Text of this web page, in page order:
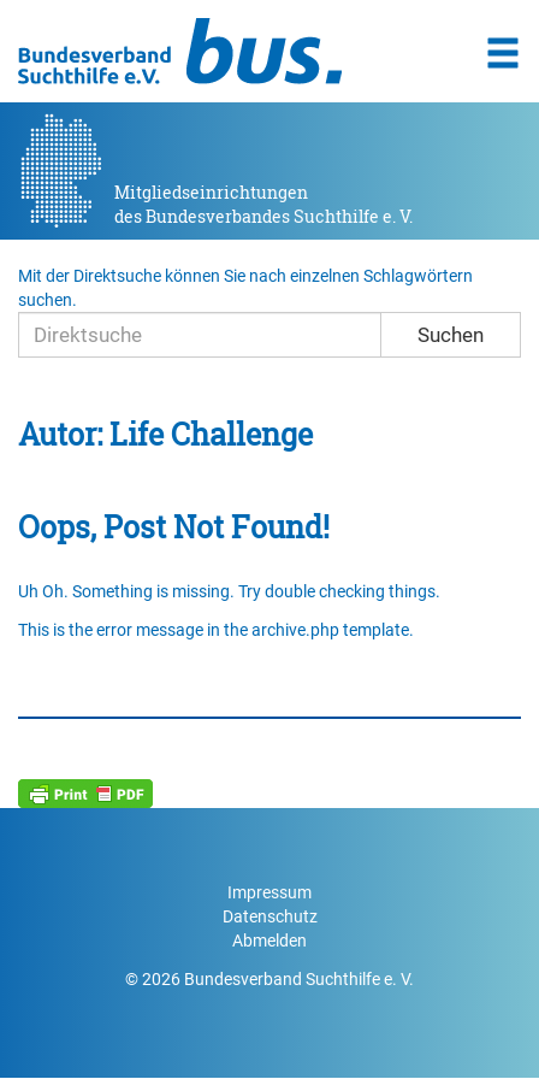
Mitgliedseinrichtungen
des Bundesverbandes Suchthilfe e. V.
Mit der Direktsuche können Sie nach einzelnen Schlagwörtern
suchen.
Suchen
Autor:Life Challenge
Oops, Post Not Found!
Uh Oh. Something is missing. Try double checking things.
This is the error message in the archive.php template.
Impressum
Datenschutz
Abmelden
© 2026 Bundesverband Suchthilfe e. V.